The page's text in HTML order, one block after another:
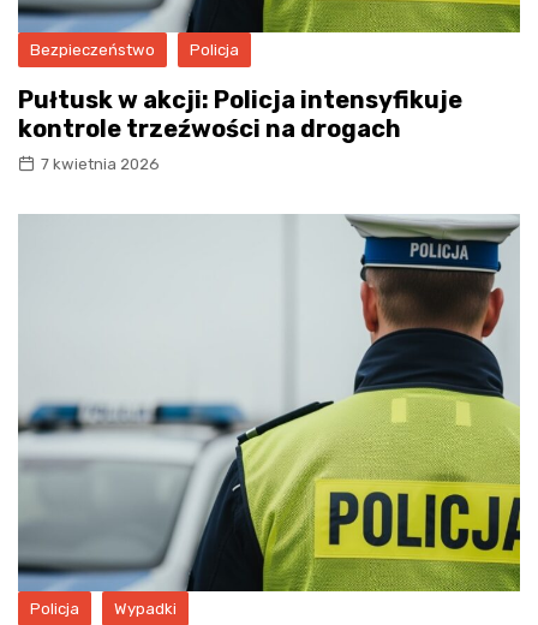
Bezpieczeństwo Policja
Pułtusk w akcji: Policja intensyfikuje
kontrole trzeźwości na drogach
7 kwietnia 2026
Policja Wypadki